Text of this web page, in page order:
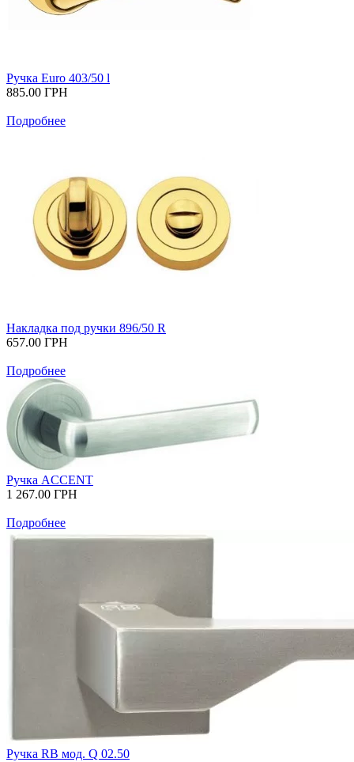
Ручка Euro 403/50 l
885.00 ГРН
Подробнее
Накладка под ручки 896/50 R
657.00 ГРН
Подробнее
Ручка АCCENT
1 267.00 ГРН
Подробнее
Ручка RB мод. Q 02.50